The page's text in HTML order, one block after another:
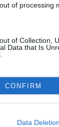
of processing
of Collection,
Data that Is
CONFIRM
Data Deletion
Wiltord vuole